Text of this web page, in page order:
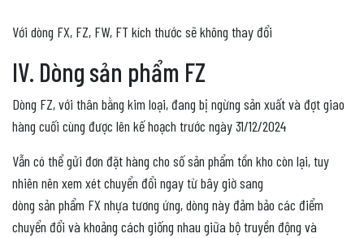
Với dòng FX, FZ, FW, FT kích thước sẽ không thay đổi
IV. Dòng sản phẩm FZ
Dòng FZ, với thân bằng kim loại, đang bị ngừng sản xuất và đợt giao
hàng cuối cùng được lên kế hoạch trước ngày 31/12/2024
Vẫn có thể gửi đơn đặt hàng cho số sản phẩm tồn kho còn lại, tuy
nhiên nên xem xét chuyển đổi ngay từ bây giờ sang
dòng sản phẩm FX nhựa tương ứng, dòng này đảm bảo các điểm
chuyển đổi và khoảng cách giống nhau giữa bộ truyền động và